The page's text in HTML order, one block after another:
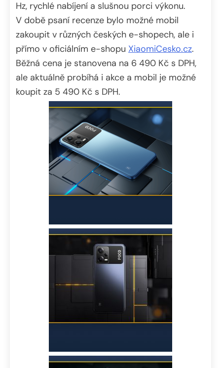
Hz, rychlé nabíjení a slušnou porci výkonu.
V době psaní recenze bylo možné mobil
zakoupit v různých českých e-shopech, ale i
přímo v oficiálním e-shopu XiaomiCesko.cz.
Běžná cena je stanovena na 6 490 Kč s DPH,
ale aktuálně probíhá i akce a mobil je možné
koupit za 5 490 Kč s DPH.